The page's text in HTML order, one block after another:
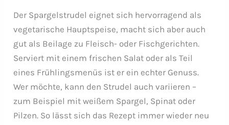
Der Spargelstrudel eignet sich hervorragend als
vegetarische Hauptspeise, macht sich aber auch
gut als Beilage zu Fleisch- oder Fischgerichten.
Serviert mit einem frischen Salat oder als Teil
eines Frühlingsmenüs ist er ein echter Genuss.
Wer möchte, kann den Strudel auch variieren –
zum Beispiel mit weißem Spargel, Spinat oder
Pilzen. So lässt sich das Rezept immer wieder neu